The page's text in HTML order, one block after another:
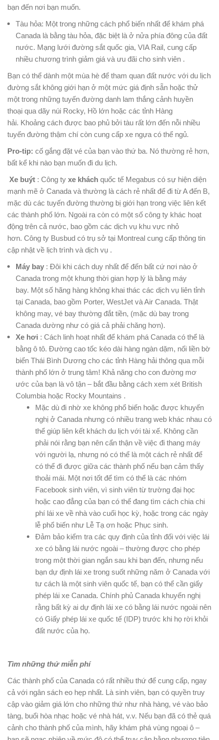
bạn đến nơi bạn muốn.
Tàu hỏa: Một trong những cách phổ biến nhất để khám phá
Canada là bằng tàu hỏa, đặc biệt là ở nửa phía đông của đất
nước. Mạng lưới đường sắt quốc gia, VIA Rail, cung cấp
nhiều chương trình giảm giá và ưu đãi cho sinh viên .
Bạn có thể dành một mùa hè để tham quan đất nước với du lịch
đường sắt không giới hạn ở một mức giá định sẵn hoặc thử
một trong những tuyến đường danh lam thắng cảnh huyền
thoại qua dãy núi Rocky, Hồ lớn hoặc các tỉnh Hàng
hải. Khoảng cách được bao phủ bởi tàu rất lớn đến nỗi nhiều
tuyến đường thậm chí còn cung cấp xe ngựa có thể ngủ.
Pro-tip: cố gắng đặt vé của bạn vào thứ ba. Nó thường rẻ hơn,
bất kể khi nào bạn muốn đi du lịch.
Xe buýt : Công ty xe khách quốc tế Megabus có sự hiện diện
mạnh mẽ ở Canada và thường là cách rẻ nhất để đi từ A đến B,
mặc dù các tuyến đường thường bị giới hạn trong việc liên kết
các thành phố lớn. Ngoài ra còn có một số công ty khác hoạt
động trên cả nước, bao gồm các dịch vụ khu vực nhỏ
hơn. Công ty Busbud có trụ sở tại Montreal cung cấp thông tin
cập nhật về lịch trình và dịch vụ .
Máy bay : Đôi khi cách duy nhất để đến bất cứ nơi nào ở
Canada trong một khung thời gian hợp lý là bằng máy
bay. Một số hãng hàng không khai thác các dịch vụ liên tỉnh
tại Canada, bao gồm Porter, WestJet và Air Canada. Thật
không may, vé bay thường đắt tiền, (mặc dù bay trong
Canada dường như có giá cả phải chăng hơn).
Xe hơi : Cách linh hoạt nhất để khám phá Canada có thể là
bằng ô tô. Đường cao tốc kéo dài hàng ngàn dặm, nối liền bờ
biển Thái Bình Dương cho các tỉnh Hàng hải thông qua mỗi
thành phố lớn ở trung tâm! Khả năng cho con đường mơ
ước của bạn là vô tận – bắt đầu bằng cách xem xét British
Columbia hoặc Rocky Mountains .
Mặc dù đi nhờ xe không phổ biến hoặc được khuyến
nghị ở Canada nhưng có nhiều trang web khác nhau có
thể giúp liên kết khách du lịch với tài xế. Không cần
phải nói rằng bạn nên cẩn thận về việc đi thang máy
với người lạ, nhưng nó có thể là một cách rẻ nhất để
có thể đi được giữa các thành phố nếu bạn cảm thấy
thoải mái. Một nơi tốt để tìm có thể là các nhóm
Facebook sinh viên, vì sinh viên từ trường đại học
hoặc cao đẳng của bạn có thể đang tìm cách chia chi
phí lái xe về nhà vào cuối học kỳ, hoặc trong các ngày
lễ phổ biến như Lễ Tạ ơn hoặc Phục sinh.
Đảm bảo kiểm tra các quy định của tỉnh đối với việc lái
xe có bằng lái nước ngoài – thường được cho phép
trong một thời gian ngắn sau khi bạn đến, nhưng nếu
bạn dự định lái xe trong suốt những năm ở Canada với
tư cách là một sinh viên quốc tế, bạn có thể cần giấy
phép lái xe Canada. Chính phủ Canada khuyến nghị
rằng bất kỳ ai dự định lái xe có bằng lái nước ngoài nên
có Giấy phép lái xe quốc tế (IDP) trước khi họ rời khỏi
đất nước của họ.
Tìm những thứ miễn phí
Các thành phố của Canada có rất nhiều thứ để cung cấp, ngay
cả với ngân sách eo hẹp nhất. Là sinh viên, bạn có quyền truy
cập vào giảm giá lớn cho những thứ như nhà hàng, vé vào bảo
tàng, buổi hòa nhạc hoặc vé nhà hát, v.v. Nếu bạn đã có thẻ quá
cảnh cho thành phố của mình, hãy khám phá vùng ngoại ô –